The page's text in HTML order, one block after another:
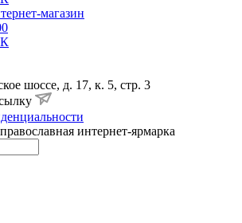
магазин
шоссе, д. 17, к. 5, стр. 3
интернет-ярмарка